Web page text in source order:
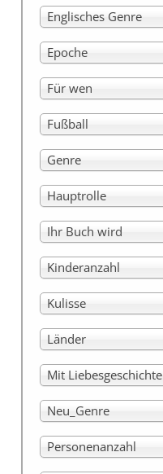
Englisches Genre
Epoche
Für wen
Fußball
Genre
Hauptrolle
Ihr Buch wird
Kinderanzahl
Kulisse
Länder
Mit Liebesgeschichte
Neu_Genre
Personenanzahl